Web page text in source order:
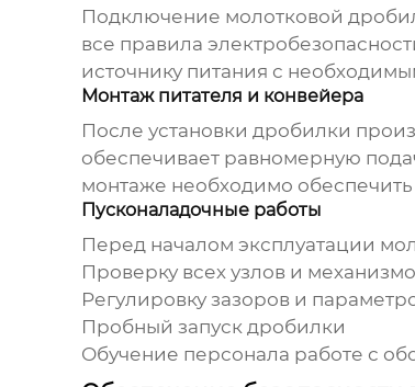
Подключение молотковой
все правила
источнику питания с
Монтаж питателя и конвейера
После установки дробилки
обеспечивает равномерную
монтаже необходимо
Пусконаладочные работы
Перед началом эксплуатации
Проверку всех узлов и
Регулировку зазоров и
Пробный запуск дробилки
Обучение персонала работе с